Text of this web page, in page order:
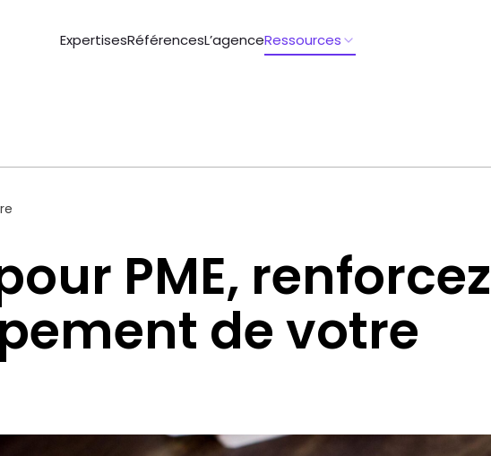
ExpertisesRéférencesL’agenceRessources
PME, renforcez
de votre